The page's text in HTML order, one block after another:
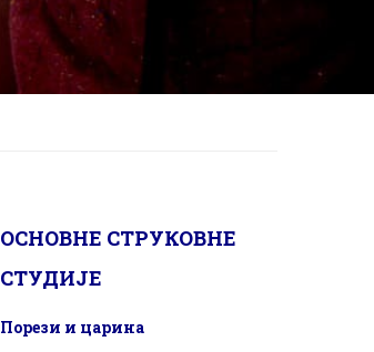
ОСНОВНЕ СТРУКОВНЕ
СТУДИЈЕ
Порези и царина